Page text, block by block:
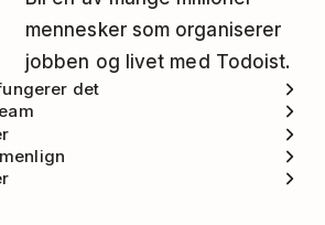
mennesker som organiserer
jobben og livet med Todoist.
det